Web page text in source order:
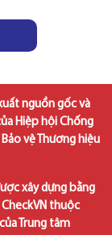
nguồn gốc và
Hiệp hội Chống
vệ Thương hiệu
xây dựng bằng
thuộc
Trung tâm